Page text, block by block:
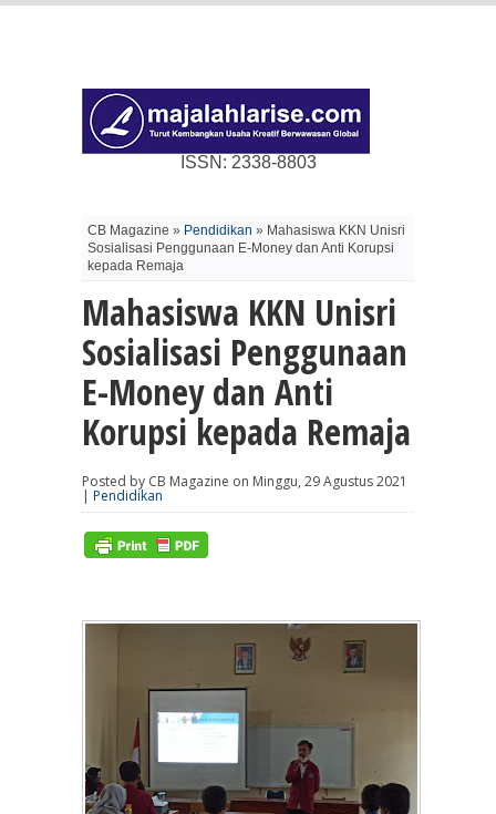
ISSN: 2338-8803
CB Magazine » Pendidikan » Mahasiswa KKN Unisri
Sosialisasi Penggunaan E-Money dan Anti Korupsi
kepada Remaja
Mahasiswa KKN Unisri
Sosialisasi Penggunaan
E-Money dan Anti
Korupsi kepada Remaja
Posted by CB Magazine on Minggu, 29 Agustus 2021
| Pendidikan